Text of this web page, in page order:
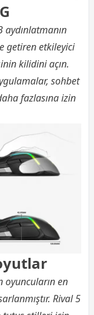
aydınlatmanın
getiren etkileyici
kilidini açın.
sohbet
fazlasına izin
oyuncuların en
Rival 5